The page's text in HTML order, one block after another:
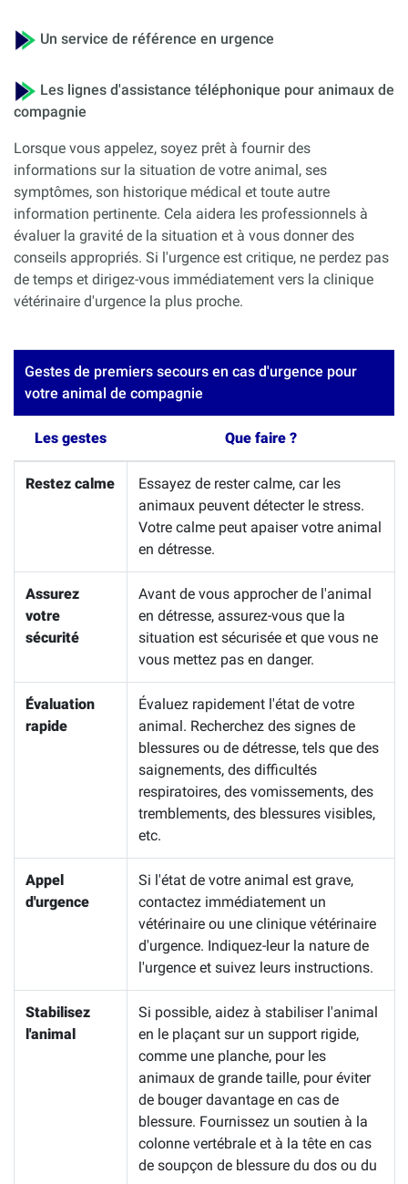
Un service de référence en urgence
Les lignes d'assistance téléphonique pour animaux de
compagnie
Lorsque vous appelez, soyez prêt à fournir des
informations sur la situation de votre animal, ses
symptômes, son historique médical et toute autre
information pertinente. Cela aidera les professionnels à
évaluer la gravité de la situation et à vous donner des
conseils appropriés. Si l'urgence est critique, ne perdez pas
de temps et dirigez-vous immédiatement vers la clinique
vétérinaire d'urgence la plus proche.
Gestes de premiers secours en cas d'urgence pour
votre animal de compagnie
Les gestes Que faire ?
Restez calme
Essayez de rester calme, car les
animaux peuvent détecter le stress.
Votre calme peut apaiser votre animal
en détresse.
Assurez
votre
sécurité
Avant de vous approcher de l'animal
en détresse, assurez-vous que la
situation est sécurisée et que vous ne
vous mettez pas en danger.
Évaluation
rapide
Évaluez rapidement l'état de votre
animal. Recherchez des signes de
blessures ou de détresse, tels que des
saignements, des difficultés
respiratoires, des vomissements, des
tremblements, des blessures visibles,
etc.
Appel
d'urgence
Si l'état de votre animal est grave,
contactez immédiatement un
vétérinaire ou une clinique vétérinaire
d'urgence. Indiquez-leur la nature de
l'urgence et suivez leurs instructions.
Stabilisez
l'animal
Si possible, aidez à stabiliser l'animal
en le plaçant sur un support rigide,
comme une planche, pour les
animaux de grande taille, pour éviter
de bouger davantage en cas de
blessure. Fournissez un soutien à la
colonne vertébrale et à la tête en cas
de soupçon de blessure du dos ou du